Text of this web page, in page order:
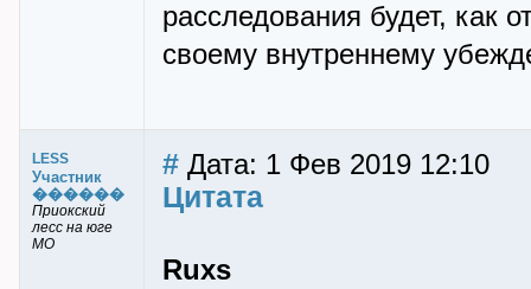
расследования будет, как
своему внутреннему
LESS
Участник
������
Приокский
лесс на юге
МО
# Дата: 1 Фев 2019 12:10
Цитата
Ruxs